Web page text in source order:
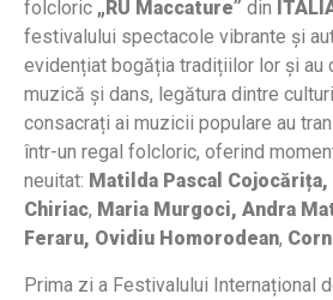
folcloric „RU Maccature” din
festivalului spectacole vibrante și
evidențiat bogăția tradițiilor lor și au
muzică și dans, legătura dintre
consacrați ai muzicii populare au
într-un regal folcloric, oferind
neuitat: Matilda Pascal
Chiriac, Maria Murgoci, Andra
Feraru, Ovidiu Homorodean,
Prima zi a Festivalului Internațional